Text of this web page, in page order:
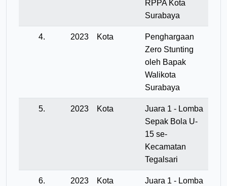
RPPA Kota
Surabaya
4. 2023 Kota
Penghargaan
Zero Stunting
oleh Bapak
Walikota
Surabaya
5. 2023 Kota
Juara 1 - Lomba
Sepak Bola U-
15 se-
Kecamatan
Tegalsari
6. 2023 Kota
Juara 1 - Lomba